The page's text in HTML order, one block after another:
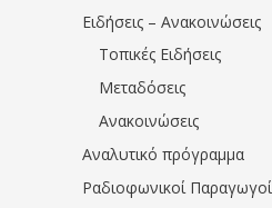
Ειδήσεις – Ανακοινώσεις
Τοπικές Ειδήσεις
Μεταδόσεις
Ανακοινώσεις
Αναλυτικό πρόγραμμα
Ραδιοφωνικοί Παραγωγοί